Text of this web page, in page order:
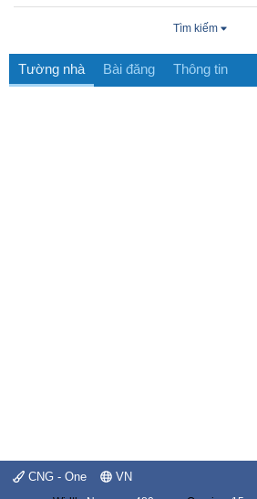
Tìm kiếm
Tường nhà Bài đăng Thông tin
CNG - One VN